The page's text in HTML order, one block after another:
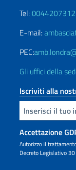
Tel:
E-mail:
PEC:
Gli uffici della
Iscriviti alla
Inserisci la tua email
Accettazione
Autorizzo il
Decreto Legislativo